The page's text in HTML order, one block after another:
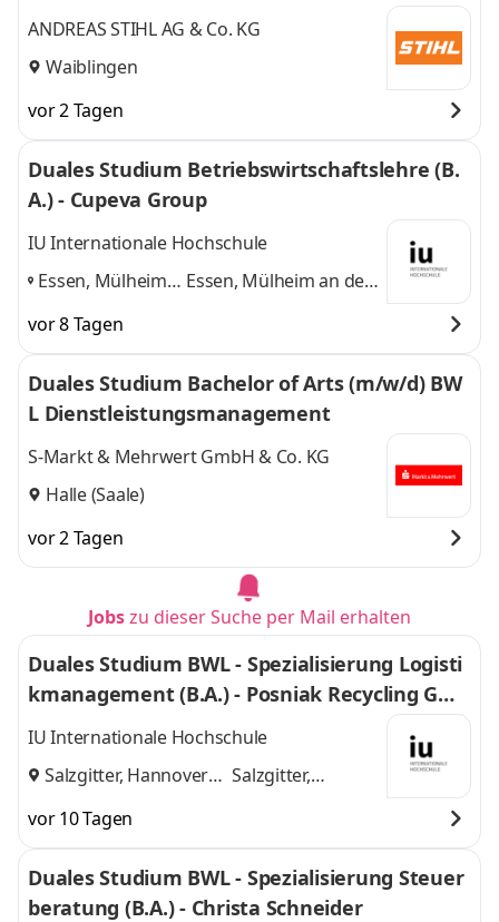
ANDREAS STIHL AG & Co. KG
Waiblingen
vor 2 Tagen
Duales Studium Betriebswirtschaftslehre (B.
A.) - Cupeva Group
IU Internationale Hochschule
Essen, Mülheim
Dortmund
Essen, Mülheim an der
vor 8 Tagen
Duales Studium Bachelor of Arts (m/w/d) BW
L Dienstleistungsmanagement
S-Markt & Mehrwert GmbH & Co. KG
Halle (Saale)
vor 2 Tagen
Jobszu dieser Suche per Mail erhalten
Duales Studium BWL - Spezialisierung Logisti
kmanagement (B.A.) - Posniak Recycling Gmb
H
IU Internationale Hochschule
Salzgitter, Hannover
Salzgitter,
vor 10 Tagen
Duales Studium BWL - Spezialisierung Steuer
beratung (B.A.) - Christa Schneider